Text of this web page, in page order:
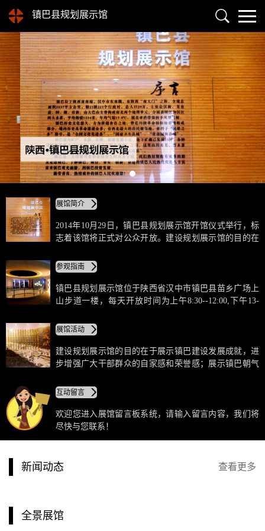
镇巴县规划展示馆
展馆简介
2014年10月29日，镇巴县规划展示馆开馆仪式举行，标
志着该馆将正式对公众开放。建设规划展示馆的目的在
家感和荣誉感；展示镇巴朝气蓬勃的工作局面，进步赢
得各级领导的关心和支持；展示镇巴建设发展的宏伟蓝
图，进步激发广大干部群众的凝聚力和创造力，共创幸
福生活。
参观指南
镇巴县规划展示馆位于陕西省汉中市镇巴县苗乡广场上
山步道一楼，每天开放时间为上午8:30--12:00,下午13-
生免费开放，下午向其他群体组织的团体免费开放。周
至周五接受预约并根据预约情况免费参观， 每次参观人
数控制在30--50人，单次参观时间控制在40分钟。
展馆活动
建设规划展示馆的目的在于展示镇巴建设发展成就，进
步增强广大干部群众的自家感和荣誉感；展示镇巴朝气
示镇巴建设发展的宏伟蓝图，进步激发广大干部群众的
凝聚力和创造力，共创幸福生活。
互动留言
欢迎您进入展馆留言板系统，请输入留言内容，我们将
尽快与您联系！
查看更多
新闻动态
全景展馆